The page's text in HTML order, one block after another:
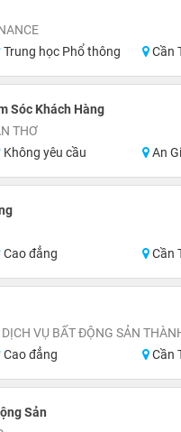
Trung học Phổ thông Cần
Sóc Khách Hàng
THƠ
Không yêu cầu An Giang,
Cao đẳng Cần
VỤ BẤT ĐỘNG SẢN
Cao đẳng Cần
Sản